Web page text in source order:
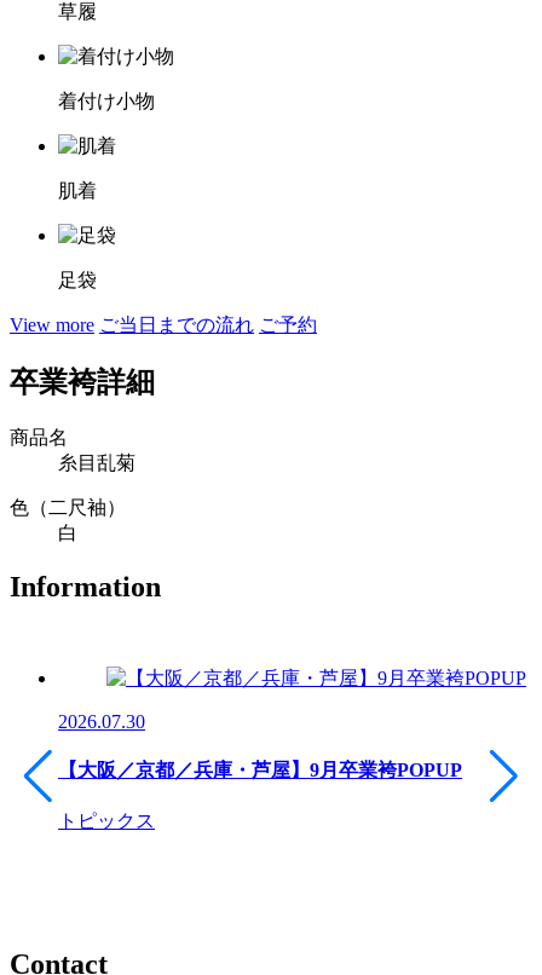
草履
着付け小物
肌着
足袋
View more ご当日までの流れ ご予約
卒業袴詳細
商品名
糸目乱菊
色（二尺袖）
白
Information
2026.07.30
【大阪／京都／兵庫・芦屋】9月卒業袴POPUP
トピックス
Contact